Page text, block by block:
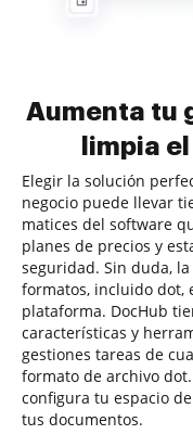
Aumenta tu
limpia
Elegir la solución
negocio puede llevar
matices del software
planes de precios y
seguridad. Sin duda,
formatos, incluido dot,
plataforma. DocHub
características y
gestiones tareas de
formato de archivo
configura tu espacio
tus documentos.